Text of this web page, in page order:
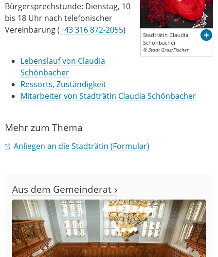
Stadträtin Claudia
Schönbacher
© Stadt Graz/Fischer
Bürgersprechstunde: Dienstag, 10
bis 18 Uhr nach telefonischer
Vereinbarung (+43 316 872-2055)
Lebenslauf von Claudia
Schönbacher
Ressorts, Zuständigkeit
Mitarbeiter von Stadträtin Claudia Schönbacher
Mehr zum Thema
Anliegen an die Stadträtin (Formular)
Aus dem Gemeinderat